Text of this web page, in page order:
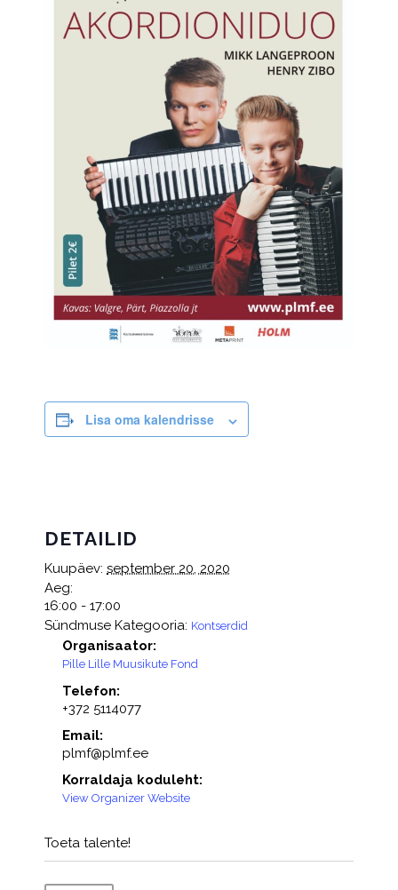
Lisa oma kalendrisse
DETAILID
Kuupäev: september 20, 2020
Aeg:
16:00 - 17:00
Sündmuse Kategooria: Kontserdid
Organisaator:
Pille Lille Muusikute Fond
Telefon:
+372 5114077
Email:
plmf@plmf.ee
Korraldaja koduleht:
View Organizer Website
Toeta talente!